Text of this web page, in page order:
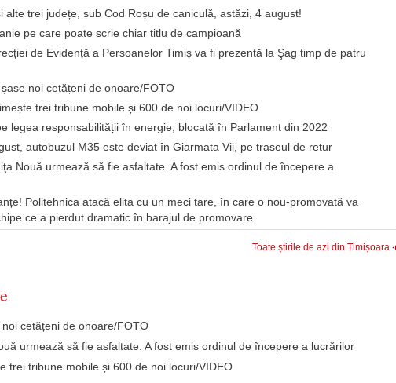
alte trei județe, sub Cod Roșu de caniculă, astăzi, 4 august!
pe care poate scrie chiar titlu de campioană
de Evidență a Persoanelor Timiș va fi prezentă la Şag timp de patru
noi cetățeni de onoare/FOTO
trei tribune mobile și 600 de noi locuri/VIDEO
legea responsabilității în energie, blocată în Parlament din 2022
autobuzul M35 este deviat în Giarmata Vii, pe traseul de retur
Nouă urmează să fie asfaltate. A fost emis ordinul de începere a
Politehnica atacă elita cu un meci tare, în care o nou-promovată va
ce a pierdut dramatic în barajul de promovare
Toate știrile de azi din Timișoara
cetățeni de onoare/FOTO
urmează să fie asfaltate. A fost emis ordinul de începere a lucrărilor
trei tribune mobile și 600 de noi locuri/VIDEO